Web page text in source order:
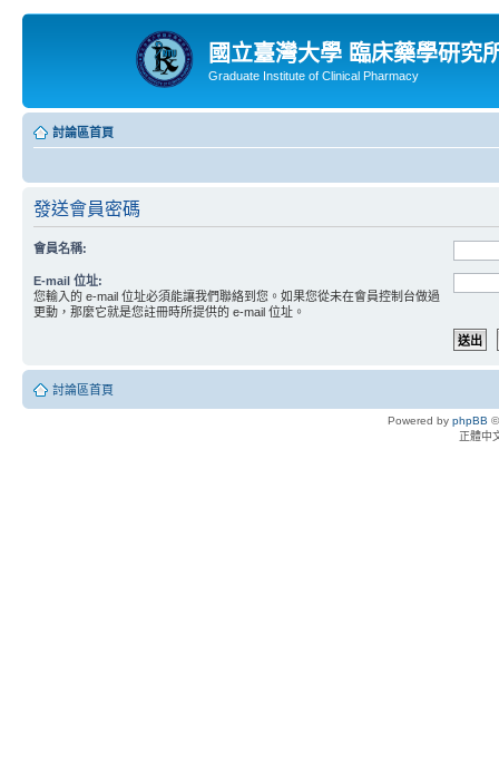
國立臺灣大學 臨床藥學研究
Graduate Institute of Clinical Pharmacy
討論區首頁
發送會員密碼
會員名稱:
E-mail 位址:
您輸入的 e-mail 位址必須能讓我們聯絡到您。如果您從未在會員控制台做過
更動，那麼它就是您註冊時所提供的 e-mail 位址。
討論區首頁
Powered by phpBB
正體中